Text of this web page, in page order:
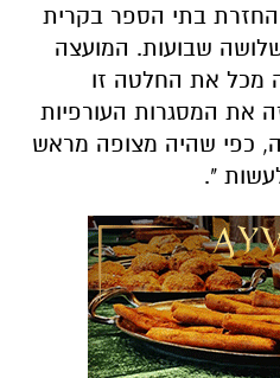
בתי הספר בקרית
שבועות. המועצה
מכל את החלטה זו
את המסגרות העורפיות
כפי שהיה מצופה מראש
".